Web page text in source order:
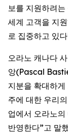
보를 지원하려
세계 고객을 지
로 집중하고 있
오라노 캐나다
앙(Pascal
지분을 확대하
주에 대한 우리
업에서 오라노
반영한다”고 말